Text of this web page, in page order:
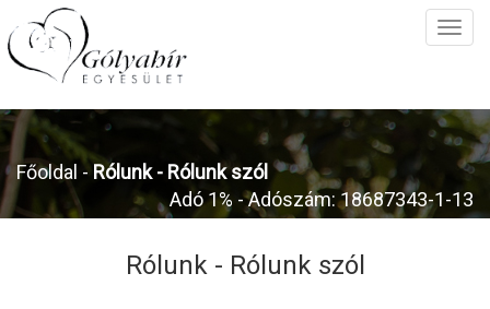
Főoldal -Rólunk - Rólunk szól
Adó 1% - Adószám: 18687343-1-13
Rólunk - Rólunk szól